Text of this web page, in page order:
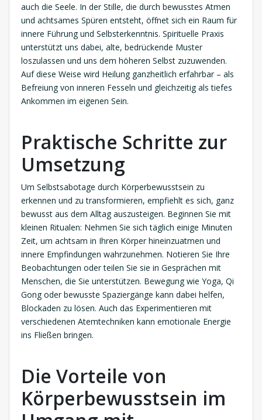
auch die Seele. In der Stille, die durch bewusstes Atmen
und achtsames Spüren entsteht, öffnet sich ein Raum für
innere Führung und Selbsterkenntnis. Spirituelle Praxis
unterstützt uns dabei, alte, bedrückende Muster
loszulassen und uns dem höheren Selbst zuzuwenden.
Auf diese Weise wird Heilung ganzheitlich erfahrbar – als
Befreiung von inneren Fesseln und gleichzeitig als tiefes
Ankommen im eigenen Sein.
Praktische Schritte zur
Umsetzung
Um Selbstsabotage durch Körperbewusstsein zu
erkennen und zu transformieren, empfiehlt es sich, ganz
bewusst aus dem Alltag auszusteigen. Beginnen Sie mit
kleinen Ritualen: Nehmen Sie sich täglich einige Minuten
Zeit, um achtsam in Ihren Körper hineinzuatmen und
innere Empfindungen wahrzunehmen. Notieren Sie Ihre
Beobachtungen oder teilen Sie sie in Gesprächen mit
Menschen, die Sie unterstützen. Bewegung wie Yoga, Qi
Gong oder bewusste Spaziergänge kann dabei helfen,
Blockaden zu lösen. Auch das Experimentieren mit
verschiedenen Atemtechniken kann emotionale Energie
ins Fließen bringen.
Die Vorteile von
Körperbewusstsein im